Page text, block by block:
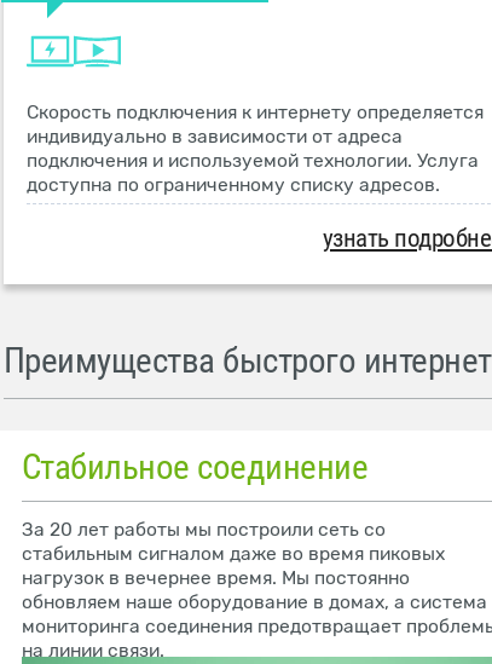
Скорость подключения к интернету определяется
индивидуально в зависимости от адреса
подключения и используемой технологии. Услуга
доступна по ограниченному списку адресов.
узнать
Преимущества быстрого
Стабильное соединение
За 20 лет работы мы построили сеть со
стабильным сигналом даже во время пиковых
нагрузок в вечернее время. Мы постоянно
обновляем наше оборудование в домах, а система
мониторинга соединения предотвращает
на линии связи.